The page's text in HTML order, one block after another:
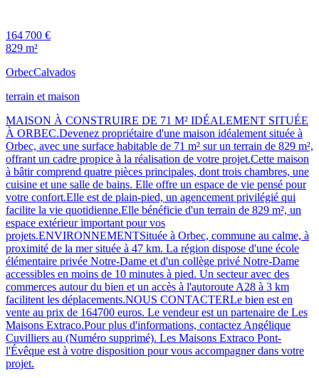
164 700 €
829 m²
OrbecCalvados
terrain et maison
MAISON À CONSTRUIRE DE 71 M² IDÉALEMENT SITUÉE
À ORBEC.Devenez propriétaire d'une maison idéalement située à
Orbec, avec une surface habitable de 71 m² sur un terrain de 829 m²,
offrant un cadre propice à la réalisation de votre projet.Cette maison
à bâtir comprend quatre pièces principales, dont trois chambres, une
cuisine et une salle de bains. Elle offre un espace de vie pensé pour
votre confort.Elle est de plain-pied, un agencement privilégié qui
facilite la vie quotidienne.Elle bénéficie d'un terrain de 829 m², un
espace extérieur important pour vos
projets.ENVIRONNEMENTSituée à Orbec, commune au calme, à
proximité de la mer située à 47 km. La région dispose d'une école
élémentaire privée Notre-Dame et d'un collège privé Notre-Dame
accessibles en moins de 10 minutes à pied. Un secteur avec des
commerces autour du bien et un accès à l'autoroute A28 à 3 km
facilitent les déplacements.NOUS CONTACTERLe bien est en
vente au prix de 164700 euros. Le vendeur est un partenaire de Les
Maisons Extraco.Pour plus d'informations, contactez Angélique
Cuvilliers au (Numéro supprimé). Les Maisons Extraco Pont-
l'Évêque est à votre disposition pour vous accompagner dans votre
projet.